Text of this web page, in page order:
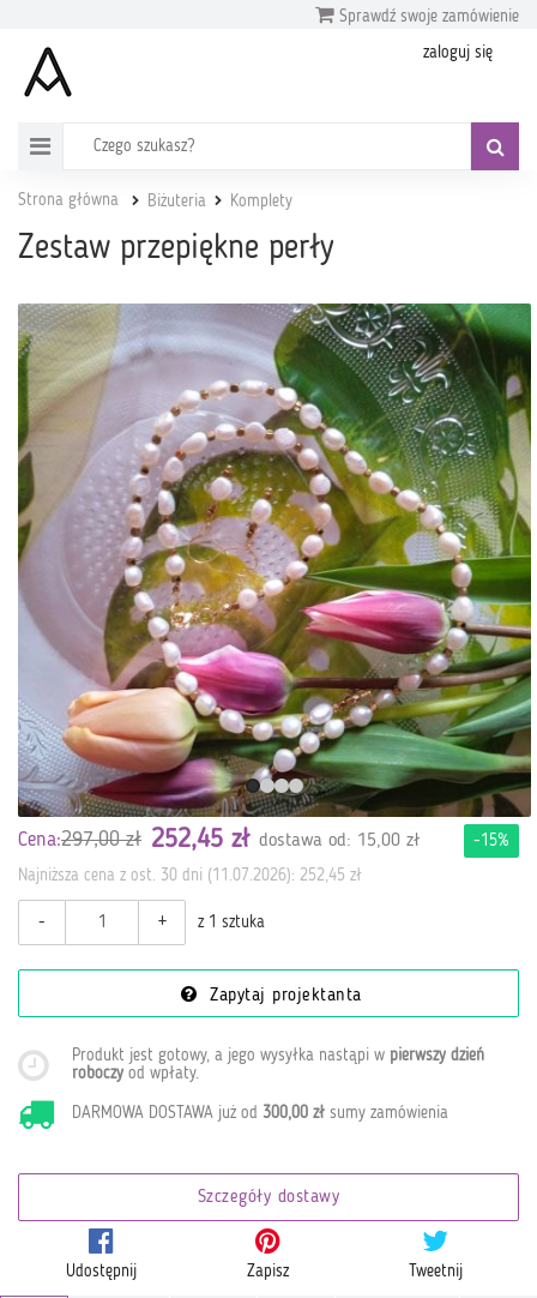
Sprawdź swoje zamówienie
zaloguj się
Strona główna Biżuteria Komplety
Zestaw przepiękne perły
Cena:297,00 zł 252,45 zł dostawa od: 15,00 zł -15%
Najniższa cena z ost. 30 dni (11.07.2026): 252,45 zł
- + z 1 sztuka
Zapytaj projektanta
Produkt jest gotowy, a jego wysyłka nastąpi w pierwszy dzień
roboczy od wpłaty.
DARMOWA DOSTAWA już od300,00 zł sumy zamówienia
Szczegóły dostawy
Udostępnij Zapisz Tweetnij